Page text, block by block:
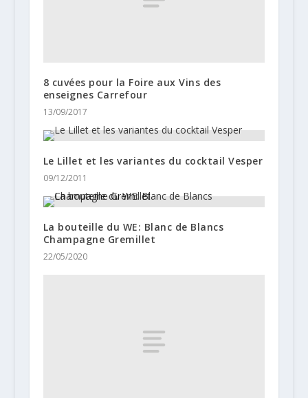
8 cuvées pour la Foire aux Vins des
enseignes Carrefour
13/09/2017
Le Lillet et les variantes du cocktail Vesper
09/12/2011
La bouteille du WE: Blanc de Blancs
Champagne Gremillet
22/05/2020